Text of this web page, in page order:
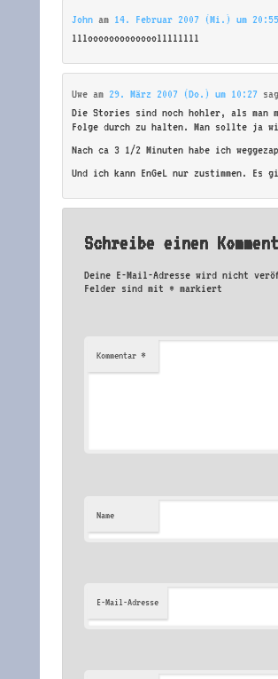
John am 14. Februar 2007 (Mi.) um 20:55
lllooooooooooooollllllll
Uwe am 29. März 2007 (Do.) um 10:27
Die Stories sind noch hohler, als man
Folge durch zu halten. Man sollte ja
Nach ca 3 1/2 Minuten habe ich
Und ich kann EnGeL nur zustimmen. Es
Schreibe einen
Deine E-Mail-Adresse wird nicht
Felder sind mit * markiert
Kommentar *
Name
E-Mail-Adresse